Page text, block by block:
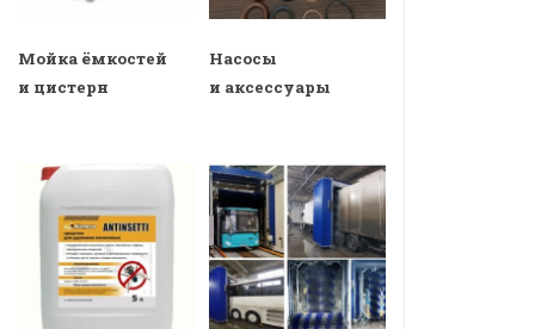
Мойка ёмкостей
и цистерн
Насосы
и аксессуары